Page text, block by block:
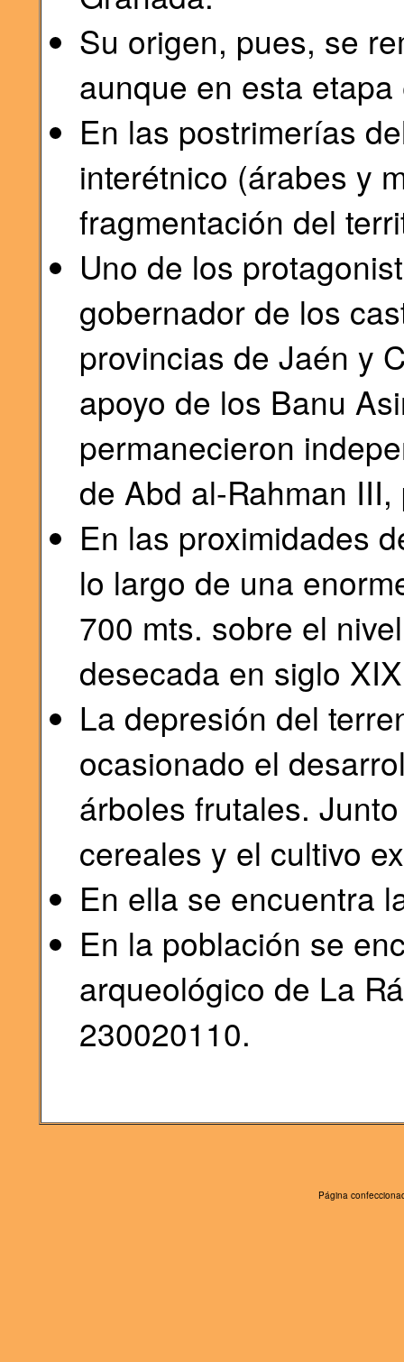
Su origen, pues, se
aunque en esta
En las postrimerías
interétnico (árabes y
fragmentación del
Uno de los
gobernador de los
provincias de Jaén y
apoyo de los Banu
permanecieron
de Abd al-Rahman
En las proximidades
lo largo de una
700 mts. sobre el
desecada en siglo
La depresión del
ocasionado el
árboles frutales.
cereales y el cultivo
En ella se encuentra
En la población se
arqueológico de La
230020110.
Página